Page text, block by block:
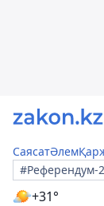
СаясатӘлем
#Референдум-
+31°